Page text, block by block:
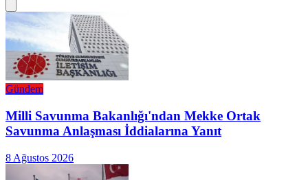
Gündem
Milli Savunma Bakanlığı'ndan Mekke Ortak
Savunma Anlaşması İddialarına Yanıt
8 Ağustos 2026